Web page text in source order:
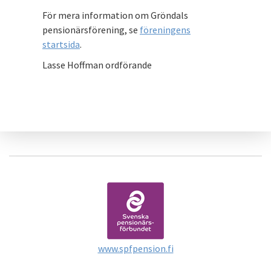
För mera information om Gröndals
pensionärsförening, se föreningens
startsida.
Lasse Hoffman ordförande
www.spfpension.fi